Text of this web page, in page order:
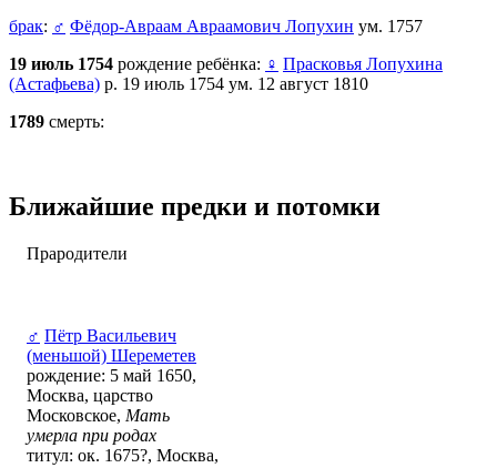
брак: ♂ Фёдор-Авраам Авраамович Лопухин ум. 1757
19 июль 1754 рождение ребёнка: ♀ Прасковья Лопухина
(Астафьева) р. 19 июль 1754 ум. 12 август 1810
1789 смерть:
Ближайшие предки и потомки
Прародители
♂ Пётр Васильевич
(меньшой) Шереметев
рождение: 5 май 1650,
Москва, царство
Московское, Мать
умерла при родах
титул: ок. 1675?, Москва,